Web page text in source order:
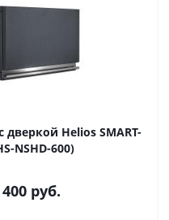
Helios SMART-
NSHD-600)
руб.